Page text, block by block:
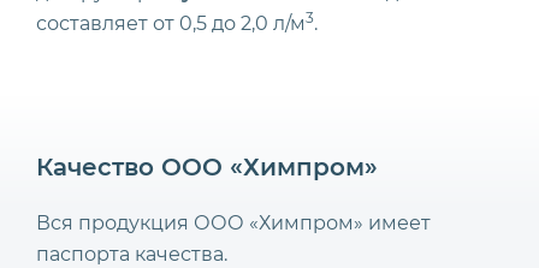
составляет от 0,5 до 2,0 л/м3.
Качество ООО «Химпром»
Вся продукция ООО «Химпром» имеет
паспорта качества.